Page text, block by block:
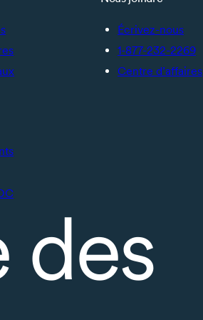
Écrivez-nous
1-877-232-2269
Centre d’affaires
des